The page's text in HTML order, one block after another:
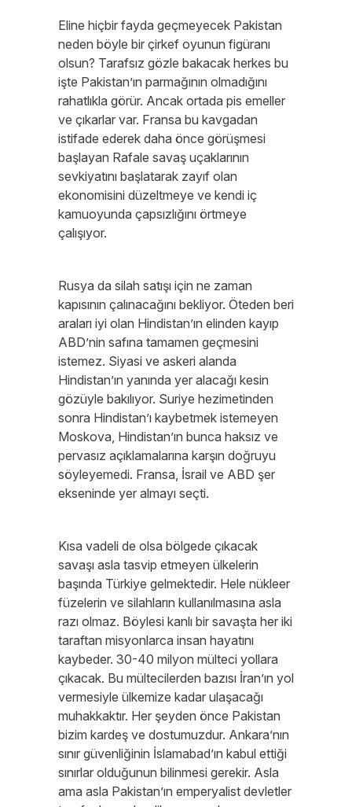
Eline hiçbir fayda geçmeyecek Pakistan
neden böyle bir çirkef oyunun figüranı
olsun? Tarafsız gözle bakacak herkes bu
işte Pakistan’ın parmağının olmadığını
rahatlıkla görür. Ancak ortada pis emeller
ve çıkarlar var. Fransa bu kavgadan
istifade ederek daha önce görüşmesi
başlayan Rafale savaş uçaklarının
sevkiyatını başlatarak zayıf olan
ekonomisini düzeltmeye ve kendi iç
kamuoyunda çapsızlığını örtmeye
çalışıyor.
Rusya da silah satışı için ne zaman
kapısının çalınacağını bekliyor. Öteden beri
araları iyi olan Hindistan’ın elinden kayıp
ABD’nin safına tamamen geçmesini
istemez. Siyasi ve askeri alanda
Hindistan’ın yanında yer alacağı kesin
gözüyle bakılıyor. Suriye hezimetinden
sonra Hindistan’ı kaybetmek istemeyen
Moskova, Hindistan’ın bunca haksız ve
pervasız açıklamalarına karşın doğruyu
söyleyemedi. Fransa, İsrail ve ABD şer
ekseninde yer almayı seçti.
Kısa vadeli de olsa bölgede çıkacak
savaşı asla tasvip etmeyen ülkelerin
başında Türkiye gelmektedir. Hele nükleer
füzelerin ve silahların kullanılmasına asla
razı olmaz. Böylesi kanlı bir savaşta her iki
taraftan misyonlarca insan hayatını
kaybeder. 30-40 milyon mülteci yollara
çıkacak. Bu mültecilerden bazısı İran’ın yol
vermesiyle ülkemize kadar ulaşacağı
muhakkaktır. Her şeyden önce Pakistan
bizim kardeş ve dostumuzdur. Ankara’nın
sınır güvenliğinin İslamabad’ın kabul ettiği
sınırlar olduğunun bilinmesi gerekir. Asla
ama asla Pakistan’ın emperyalist devletler